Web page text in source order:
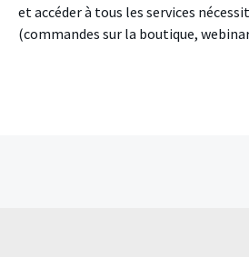
et accéder à tous les services
(commandes sur la boutique,